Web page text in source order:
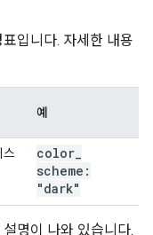
입니다. 자세한 내용
예
스
color
scheme:
"dark"
명이 나와 있습니다.